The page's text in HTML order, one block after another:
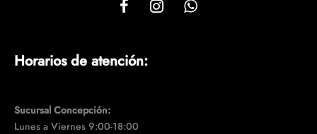
Horarios de atención:
Sucursal Concepción:
Lunes a Viernes 9:00-18:00